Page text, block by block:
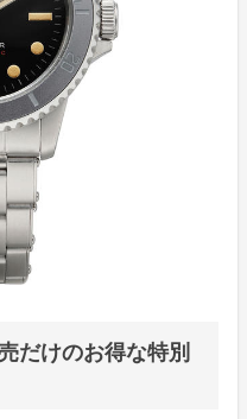
だけのお得な特別